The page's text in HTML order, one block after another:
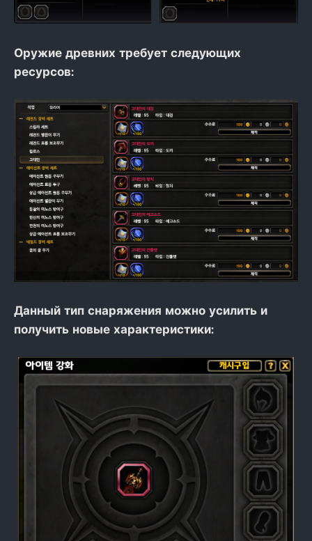
Оружие древних требует следующих
ресурсов:
Данный тип снаряжения можно усилить и
получить новые характеристики: